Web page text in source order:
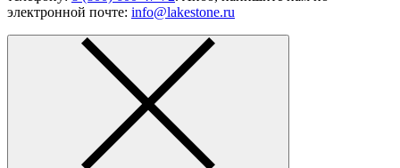
электронной почте: info@lakestone.ru